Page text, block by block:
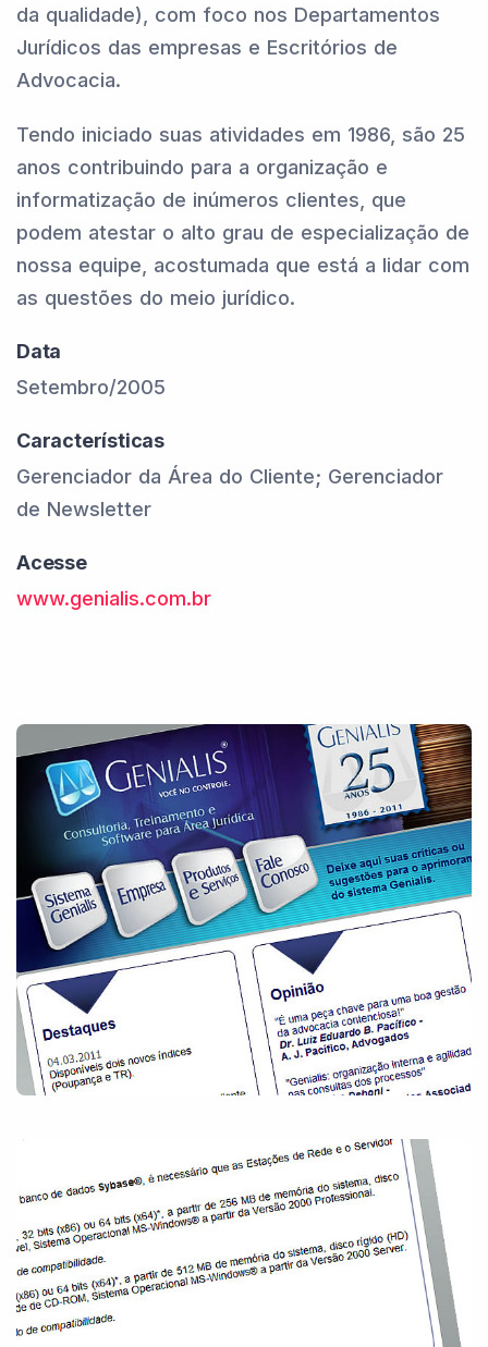
da qualidade), com foco nos Departamentos
Jurídicos das empresas e Escritórios de
Advocacia.
Tendo iniciado suas atividades em 1986, são 25
anos contribuindo para a organização e
informatização de inúmeros clientes, que
podem atestar o alto grau de especialização de
nossa equipe, acostumada que está a lidar com
as questões do meio jurídico.
Data
Setembro/2005
Características
Gerenciador da Área do Cliente; Gerenciador
de Newsletter
Acesse
www.genialis.com.br